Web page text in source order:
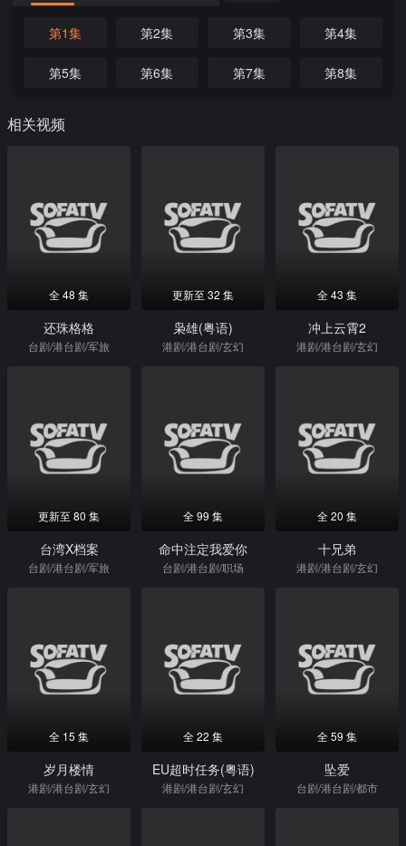
第1集 第2集 第3集 第4集
第5集 第6集 第7集 第8集
相关视频
全 48 集
还珠格格
台剧/港台剧/军旅
更新至 32 集
枭雄(粤语)
港剧/港台剧/玄幻
全 43 集
冲上云霄2
港剧/港台剧/玄幻
更新至 80 集
台湾X档案
台剧/港台剧/军旅
全 99 集
命中注定我爱你
台剧/港台剧/职场
全 20 集
十兄弟
港剧/港台剧/玄幻
全 15 集
岁月楼情
港剧/港台剧/玄幻
全 22 集
EU超时任务(粤语)
港剧/港台剧/玄幻
全 59 集
坠爱
台剧/港台剧/都市